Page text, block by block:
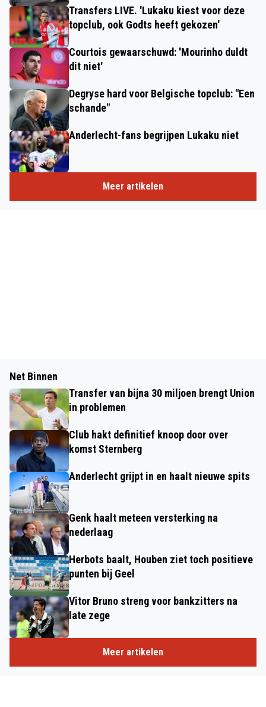
Transfers LIVE. 'Lukaku kiest voor deze
topclub, ook Godts heeft gekozen'
Courtois gewaarschuwd: 'Mourinho duldt
dit niet'
Degryse hard voor Belgische topclub: "Een
schande"
Anderlecht-fans begrijpen Lukaku niet
Meer artikelen
Net Binnen
Transfer van bijna 30 miljoen brengt Union
in problemen
Club hakt definitief knoop door over
komst Sternberg
Anderlecht grijpt in en haalt nieuwe spits
Genk haalt meteen versterking na
nederlaag
Herbots baalt, Houben ziet toch positieve
punten bij Geel
Vitor Bruno streng voor bankzitters na
late zege
Meer artikelen